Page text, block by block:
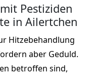
Pestiziden
in Ailertchen
Hitzebehandlung
aber Geduld.
betroffen sind,